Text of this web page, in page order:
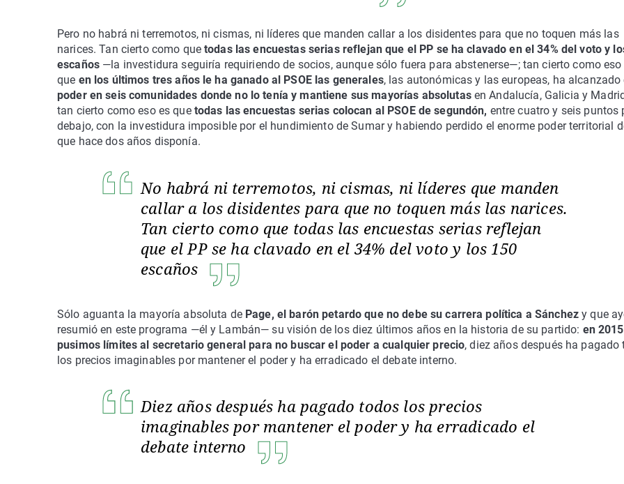
Pero no habrá ni terremotos, ni cismas, ni líderes que manden callar a los disidentes para que no toquen más las
narices. Tan cierto como quetodas las encuestas serias reflejan que el PP se ha clavado en el 34% del voto y
escaños—la investidura seguiría requiriendo de socios, aunque sólo fuera para abstenerse—; tan cierto como eso
que en los últimos tres años le ha ganado al PSOE las generales, las autonómicas y las europeas, ha alcanzado
poder en seis comunidades donde no lo tenía y mantiene sus mayorías absolutas en Andalucía, Galicia y
tan cierto como eso es quetodas las encuestas serias colocan al PSOE de segundón, entre cuatro y seis puntos
debajo, con la investidura imposible por el hundimiento de Sumar y habiendo perdido el enorme poder territorial
que hace dos años disponía.
No habrá ni terremotos, ni cismas, ni líderes que manden
callar a los disidentes para que no toquen más las narices.
Tan cierto como que todas las encuestas serias reflejan
que el PP se ha clavado en el 34% del voto y los 150
escaños
Sólo aguanta la mayoría absoluta dePage, el barón petardo que no debe su carrera política a Sánchez y que
resumió en este programa —él y Lambán— su visión de los diez últimos años en la historia de su partido: en
pusimos límites al secretario general para no buscar el poder a cualquier precio, diez años después ha pagado
los precios imaginables por mantener el poder y ha erradicado el debate interno.
Diez años después ha pagado todos los precios
imaginables por mantener el poder y ha erradicado el
debate interno